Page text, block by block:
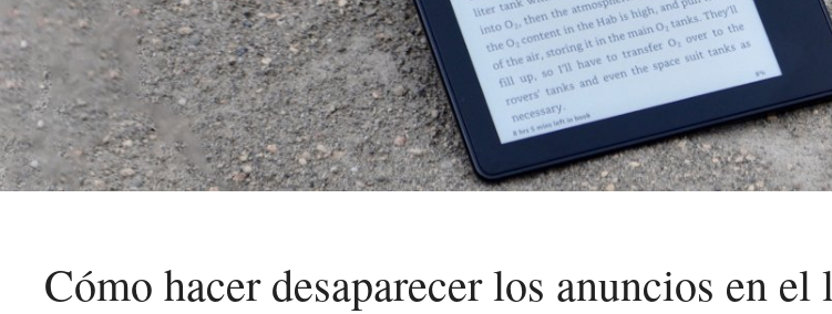
Cómo hacer desaparecer los anuncios en